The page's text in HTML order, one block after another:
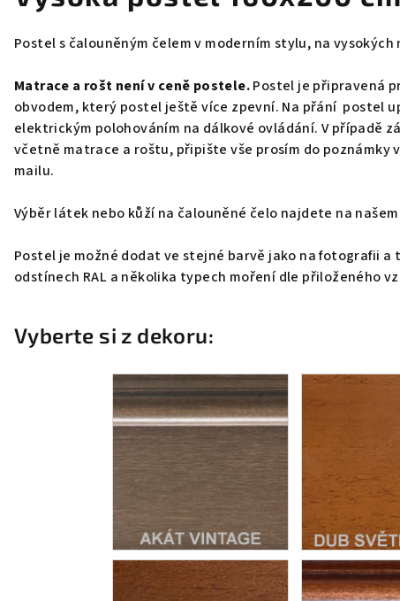
Postel s čalouněným čelem v moderním stylu, na vysokých
Matrace a rošt není v ceně postele.Postel je připravená
obvodem, který postel ještě více zpevní. Na přání postel
elektrickým polohováním na dálkové ovládání. V případě
včetně matrace a roštu, připište vše prosím do poznámky
mailu.
Výběr látek nebo kůží na čalouněné čelo najdete na
Postel je možné dodat ve stejné barvě jako na fotografii a
odstínech RAL a několika typech moření dle přiloženého
Vyberte si z dekoru: